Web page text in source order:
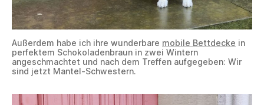
Außerdem habe ich ihre wunderbare mobile Bettdecke in
perfektem Schokoladenbraun in zwei Wintern
angeschmachtet und nach dem Treffen aufgegeben: Wir
sind jetzt Mantel-Schwestern.